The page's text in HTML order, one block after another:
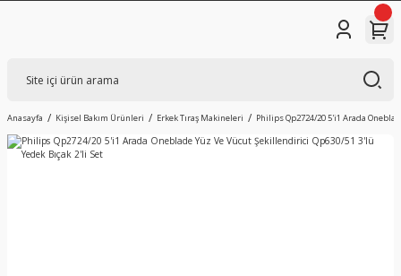
Anasayfa Kişisel Bakım Ürünleri Erkek Tıraş Makineleri Philips Qp2724/20 5'i1 Arada